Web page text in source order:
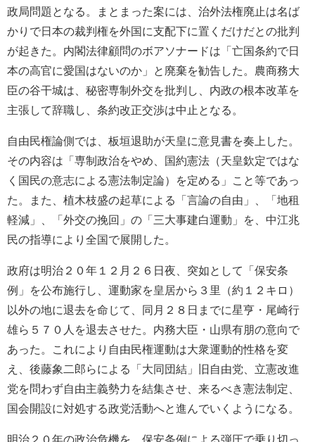
政局問題となる。まとまった案には、治外法権廃止は名ば
かりで日本の裁判権を外国に支配下に置くだけだとの批判
が起きた。内閣法律顧問のボアソナードは「亡国条約で日
本の高官に愛国はないのか」と廃棄を勧告した。農商務大
臣の谷干城は、秘密専制外交を批判し、内政の根本改革を
主張して辞職し、条約改正交渉は中止となる。
自由民権論側では、板垣退助が天皇に意見書を奏上した。
その内容は「専制政治をやめ、国約憲法（天皇欽定ではな
く国民の意志による憲法制定論）を定める」こと等であっ
た。また、植木枝盛の起草による「言論の自由」、「地租
軽減」、「外交の挽回」の「三大事建白運動」を、中江兆
民の指導により全国で展開した。
政府は明治２０年１２月２６日夜、突如として「保安条
例」を公布施行し、運動家を皇居から３里（約１２キロ）
以外の地に退去を命じて、同月２８日までに星亨・尾崎行
雄ら５７０人を退去させた。内務大臣・山県有朋の意向で
あった。これにより自由民権運動は大衆運動的性格を変
え、後藤象二郎らによる「大同団結」旧自由党、立憲改進
党を問わず自由主義勢力を結集させ、来るべき憲法制定、
国会開設に対処する政党活動へと進んでいくようになる。